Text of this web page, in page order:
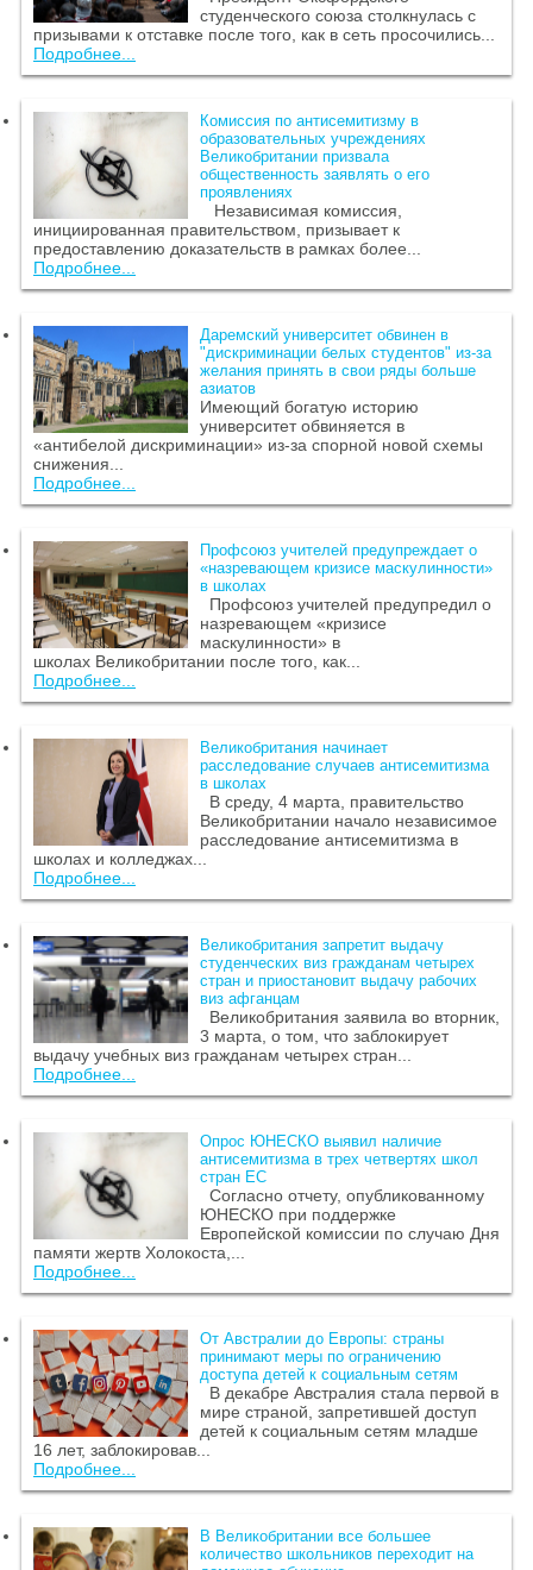
студенческого союза столкнулась с
призывами к отставке после того, как в сеть просочились...
Подробнее...
Комиссия по антисемитизму в
образовательных учреждениях
Великобритании призвала
общественность заявлять о его
проявлениях
Независимая комиссия,
инициированная правительством, призывает к
предоставлению доказательств в рамках более...
Подробнее...
Даремский университет обвинен в
"дискриминации белых студентов" из-за
желания принять в свои ряды больше
азиатов
Имеющий богатую историю
университет обвиняется в
«антибелой дискриминации» из-за спорной новой схемы
снижения...
Подробнее...
Профсоюз учителей предупреждает о
«назревающем кризисе маскулинности»
в школах
Профсоюз учителей предупредил о
назревающем «кризисе
маскулинности» в
школах Великобритании после того, как...
Подробнее...
Великобритания начинает
расследование случаев антисемитизма
в школах
В среду, 4 марта, правительство
Великобритании начало независимое
расследование антисемитизма в
школах и колледжах...
Подробнее...
Великобритания запретит выдачу
студенческих виз гражданам четырех
стран и приостановит выдачу рабочих
виз афганцам
Великобритания заявила во вторник,
3 марта, о том, что заблокирует
выдачу учебных виз гражданам четырех стран...
Подробнее...
Опрос ЮНЕСКО выявил наличие
антисемитизма в трех четвертях школ
стран ЕС
Согласно отчету, опубликованному
ЮНЕСКО при поддержке
Европейской комиссии по случаю Дня
памяти жертв Холокоста,...
Подробнее...
От Австралии до Европы: страны
принимают меры по ограничению
доступа детей к социальным сетям
В декабре Австралия стала первой в
мире страной, запретившей доступ
детей к социальным сетям младше
16 лет, заблокировав...
Подробнее...
В Великобритании все большее
количество школьников переходит на